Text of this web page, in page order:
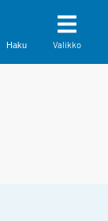
Haku Valikko